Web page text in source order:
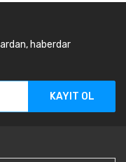
haberdar
KAYIT OL